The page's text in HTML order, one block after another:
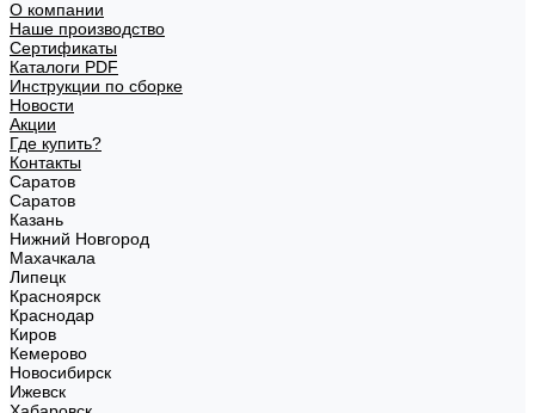
О компании
Наше производство
Сертификаты
Каталоги PDF
Инструкции по сборке
Новости
Акции
Где купить?
Контакты
Саратов
Саратов
Казань
Нижний Новгород
Махачкала
Липецк
Красноярск
Краснодар
Киров
Кемерово
Новосибирск
Ижевск